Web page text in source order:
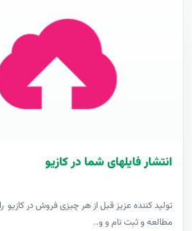
انتشار فایلهای شما در کازیو
توليد کننده عزيز قبل از هر چیزی فروش در کازیو
مطالعه و ثبت نام و و..